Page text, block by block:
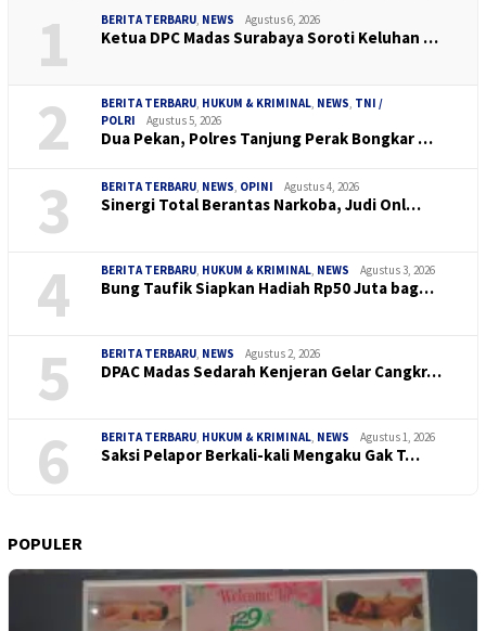
1 BERITA TERBARU, NEWS Agustus 6, 2026
Ketua DPC Madas Surabaya Soroti Keluhan …
2 BERITA TERBARU, HUKUM & KRIMINAL, NEWS, TNI /
POLRI
Agustus 5, 2026
Dua Pekan, Polres Tanjung Perak Bongkar …
3 BERITA TERBARU, NEWS, OPINI Agustus 4, 2026
Sinergi Total Berantas Narkoba, Judi Onl…
4 BERITA TERBARU, HUKUM & KRIMINAL, NEWS Agustus 3, 2026
Bung Taufik Siapkan Hadiah Rp50 Juta bag…
5 BERITA TERBARU, NEWS Agustus 2, 2026
DPAC Madas Sedarah Kenjeran Gelar Cangkr…
6 BERITA TERBARU, HUKUM & KRIMINAL, NEWS Agustus 1, 2026
Saksi Pelapor Berkali-kali Mengaku Gak T…
POPULER